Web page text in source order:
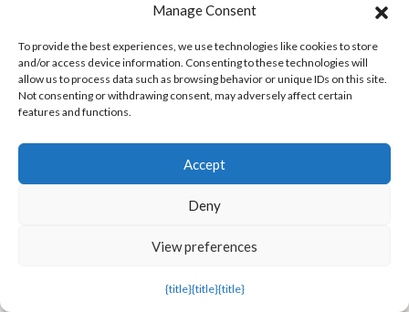
Manage Consent
To provide the best experiences, we use technologies like cookies to store
and/or access device information. Consenting to these technologies will
allow us to process data such as browsing behavior or unique IDs on this site.
Not consenting or withdrawing consent, may adversely affect certain
features and functions.
Accept
Deny
View preferences
{title}{title}{title}